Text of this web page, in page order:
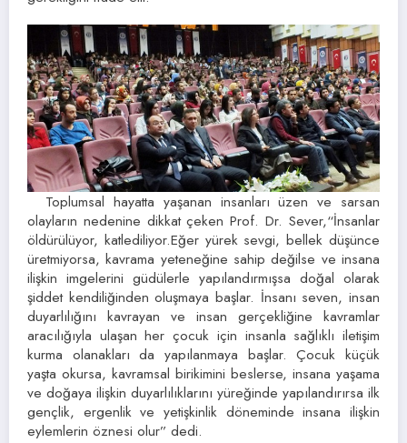
Toplumsal hayatta yaşanan insanları üzen ve sarsan
olayların nedenine dikkat çeken Prof. Dr. Sever,“İnsanlar
öldürülüyor, katlediliyor.Eğer yürek sevgi, bellek düşünce
üretmiyorsa, kavrama yeteneğine sahip değilse ve insana
ilişkin imgelerini güdülerle yapılandırmışsa doğal olarak
şiddet kendiliğinden oluşmaya başlar. İnsanı seven, insan
duyarlılığını kavrayan ve insan gerçekliğine kavramlar
aracılığıyla ulaşan her çocuk için insanla sağlıklı iletişim
kurma olanakları da yapılanmaya başlar. Çocuk küçük
yaşta okursa, kavramsal birikimini beslerse, insana yaşama
ve doğaya ilişkin duyarlılıklarını yüreğinde yapılandırırsa ilk
gençlik, ergenlik ve yetişkinlik döneminde insana ilişkin
eylemlerin öznesi olur” dedi.